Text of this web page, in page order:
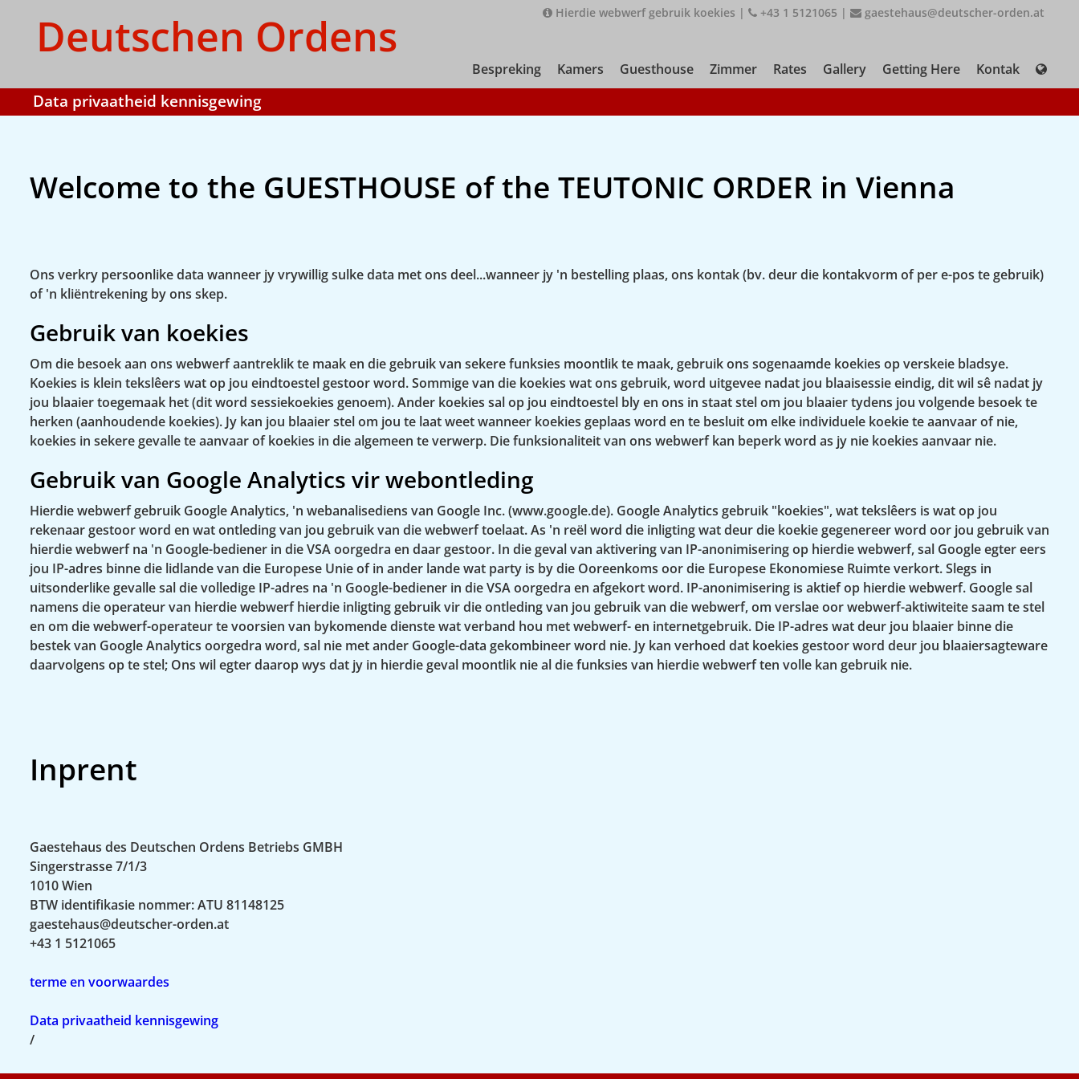
Hierdie webwerf gebruik koekies | +43 1 5121065 | gaestehaus@deutscher-orden.at
Deutschen Ordens
Bespreking Kamers Guesthouse Zimmer Rates Gallery Getting Here Kontak
Data privaatheid kennisgewing
Welcome to the GUESTHOUSE of the TEUTONIC ORDER in Vienna
Ons verkry persoonlike data wanneer jy vrywillig sulke data met ons deel...wanneer jy 'n bestelling plaas, ons kontak (bv. deur die kontakvorm of per e-pos te gebruik)
of 'n kliëntrekening by ons skep.
Gebruik van koekies
Om die besoek aan ons webwerf aantreklik te maak en die gebruik van sekere funksies moontlik te maak, gebruik ons ​​sogenaamde koekies op verskeie bladsye.
Koekies is klein tekslêers wat op jou eindtoestel gestoor word. Sommige van die koekies wat ons gebruik, word uitgevee nadat jou blaaisessie eindig, dit wil sê nadat jy
jou blaaier toegemaak het (dit word sessiekoekies genoem). Ander koekies sal op jou eindtoestel bly en ons in staat stel om jou blaaier tydens jou volgende besoek te
herken (aanhoudende koekies). Jy kan jou blaaier stel om jou te laat weet wanneer koekies geplaas word en te besluit om elke individuele koekie te aanvaar of nie,
koekies in sekere gevalle te aanvaar of koekies in die algemeen te verwerp. Die funksionaliteit van ons webwerf kan beperk word as jy nie koekies aanvaar nie.
Gebruik van Google Analytics vir webontleding
Hierdie webwerf gebruik Google Analytics, 'n webanalisediens van Google Inc. (www.google.de). Google Analytics gebruik "koekies", wat tekslêers is wat op jou
rekenaar gestoor word en wat ontleding van jou gebruik van die webwerf toelaat. As 'n reël word die inligting wat deur die koekie gegenereer word oor jou gebruik van
hierdie webwerf na 'n Google-bediener in die VSA oorgedra en daar gestoor. In die geval van aktivering van IP-anonimisering op hierdie webwerf, sal Google egter eers
jou IP-adres binne die lidlande van die Europese Unie of in ander lande wat party is by die Ooreenkoms oor die Europese Ekonomiese Ruimte verkort. Slegs in
uitsonderlike gevalle sal die volledige IP-adres na 'n Google-bediener in die VSA oorgedra en afgekort word. IP-anonimisering is aktief op hierdie webwerf. Google sal
namens die operateur van hierdie webwerf hierdie inligting gebruik vir die ontleding van jou gebruik van die webwerf, om verslae oor webwerf-aktiwiteite saam te stel
en om die webwerf-operateur te voorsien van bykomende dienste wat verband hou met webwerf- en internetgebruik. Die IP-adres wat deur jou blaaier binne die
bestek van Google Analytics oorgedra word, sal nie met ander Google-data gekombineer word nie. Jy kan verhoed dat koekies gestoor word deur jou blaaiersagteware
daarvolgens op te stel; Ons wil egter daarop wys dat jy in hierdie geval moontlik nie al die funksies van hierdie webwerf ten volle kan gebruik nie.
Inprent
Gaestehaus des Deutschen Ordens Betriebs GMBH
Singerstrasse 7/1/3
1010 Wien
BTW identifikasie nommer: ATU 81148125
gaestehaus@deutscher-orden.at
+43 1 5121065
terme en voorwaardes
Data privaatheid kennisgewing
/